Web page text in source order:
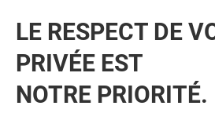
LE RESPECT DE
PRIVÉE EST
NOTRE PRIORITÉ.